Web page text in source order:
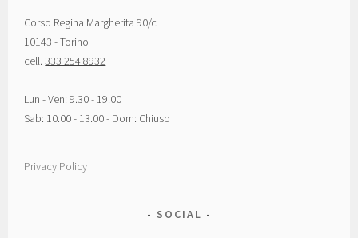
Corso Regina Margherita 90/c
10143 - Torino
cell.333 254 8932
Lun - Ven: 9.30 - 19.00
Sab: 10.00 - 13.00 - Dom: Chiuso
Privacy Policy
SOCIAL